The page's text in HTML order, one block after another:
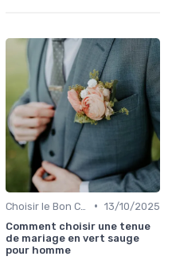
• 13/10/2025
Comment choisir une tenue
de mariage en vert sauge
pour homme